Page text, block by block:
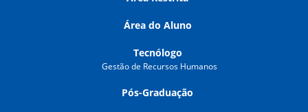
Área do Aluno
Tecnólogo
Gestão de Recursos Humanos
Pós-Graduação